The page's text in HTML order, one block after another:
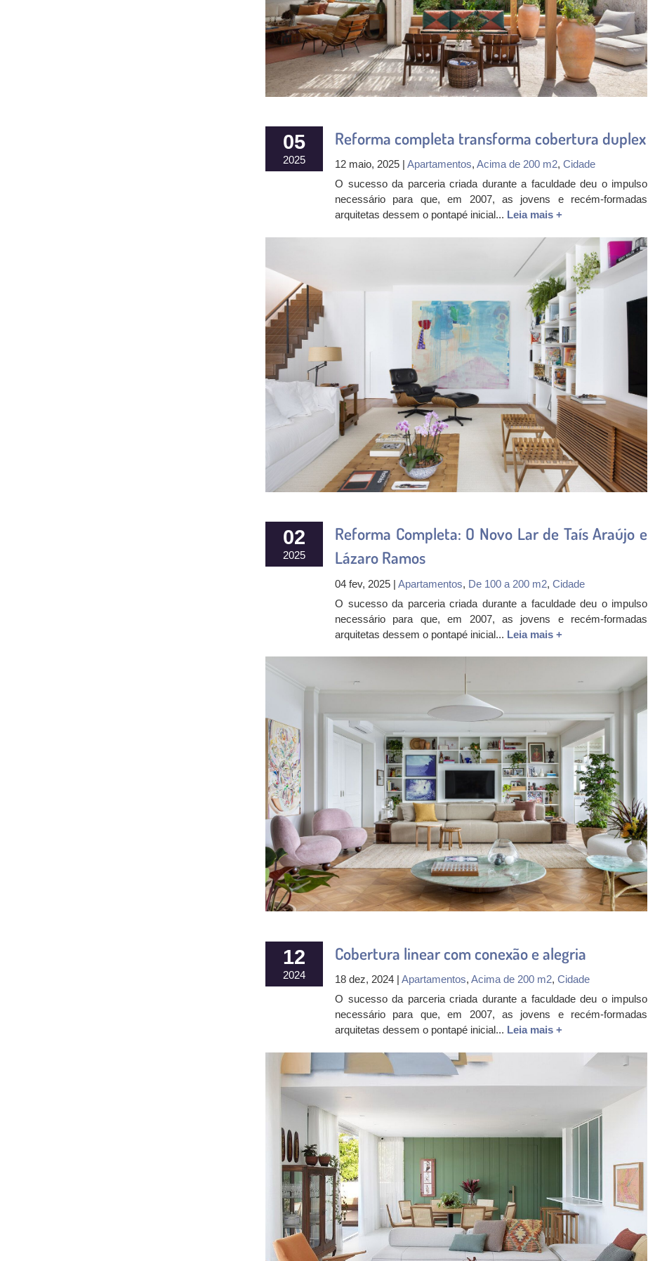
05
2025
Reforma completa transforma cobertura duplex
12 maio, 2025 | Apartamentos, Acima de 200 m2, Cidade
O sucesso da parceria criada durante a faculdade deu o impulso
necessário para que, em 2007, as jovens e recém-formadas
arquitetas dessem o pontapé inicial... Leia mais +
02
2025
Reforma Completa: O Novo Lar de Taís Araújo e
Lázaro Ramos
04 fev, 2025 | Apartamentos, De 100 a 200 m2, Cidade
O sucesso da parceria criada durante a faculdade deu o impulso
necessário para que, em 2007, as jovens e recém-formadas
arquitetas dessem o pontapé inicial... Leia mais +
12
2024
Cobertura linear com conexão e alegria
18 dez, 2024 | Apartamentos, Acima de 200 m2, Cidade
O sucesso da parceria criada durante a faculdade deu o impulso
necessário para que, em 2007, as jovens e recém-formadas
arquitetas dessem o pontapé inicial... Leia mais +